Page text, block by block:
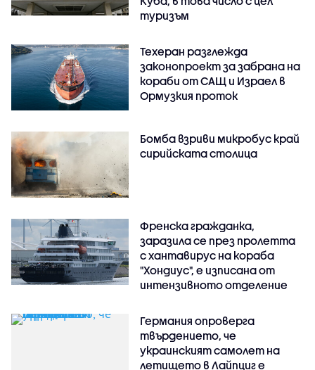
туризъм
Техеран разглежда
законопроект за забрана на
кораби от САЩ и Израел в
Ормузкия проток
Бомба взриви микробус край
сирийската столица
Френска гражданка,
заразила се през пролетта
с хантавирус на кораба
"Хондиус", е изписана от
интензивното отделение
Германия опроверга
твърдението, че
украинският самолет на
летището в Лайпциг е